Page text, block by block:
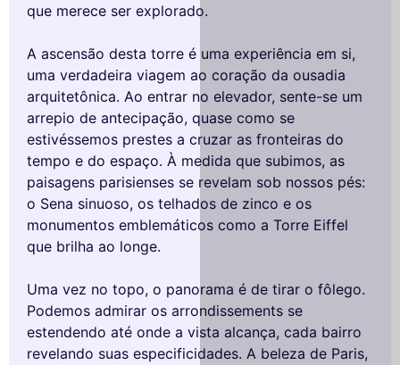
que merece ser explorado.
A ascensão desta torre é uma experiência em si,
uma verdadeira viagem ao coração da ousadia
arquitetônica. Ao entrar no elevador, sente-se um
arrepio de antecipação, quase como se
estivéssemos prestes a cruzar as fronteiras do
tempo e do espaço. À medida que subimos, as
paisagens parisienses se revelam sob nossos pés:
o Sena sinuoso, os telhados de zinco e os
monumentos emblemáticos como a Torre Eiffel
que brilha ao longe.
Uma vez no topo, o panorama é de tirar o fôlego.
Podemos admirar os arrondissements se
estendendo até onde a vista alcança, cada bairro
revelando suas especificidades. A beleza de Paris,